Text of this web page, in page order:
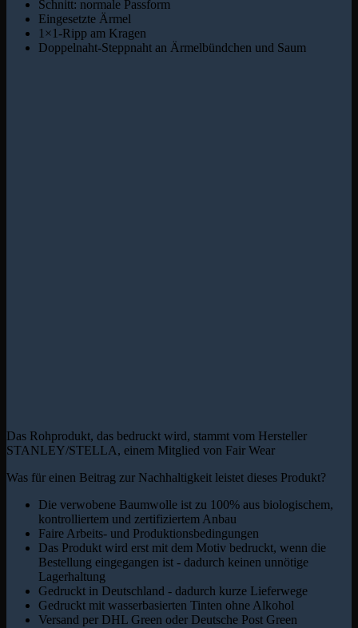
Schnitt: normale Passform
Eingesetzte Ärmel
1×1-Ripp am Kragen
Doppelnaht-Steppnaht an Ärmelbündchen und Saum
Das Rohprodukt, das bedruckt wird, stammt vom Hersteller
STANLEY/STELLA, einem Mitglied von Fair Wear
Was für einen Beitrag zur Nachhaltigkeit leistet dieses Produkt?
Die verwobene Baumwolle ist zu 100% aus biologischem,
kontrolliertem und zertifiziertem Anbau
Faire Arbeits- und Produktionsbedingungen
Das Produkt wird erst mit dem Motiv bedruckt, wenn die
Bestellung eingegangen ist - dadurch keinen unnötige
Lagerhaltung
Gedruckt in Deutschland - dadurch kurze Lieferwege
Gedruckt mit wasserbasierten Tinten ohne Alkohol
Versand per DHL Green oder Deutsche Post Green